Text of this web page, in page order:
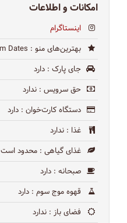
امکانات و اطلاعات
اینستاگرام
بهترین‌های منو : Dream Dates
جای پارک : دارد
حق سرویس : ندارد
دستگاه کارت‌خوان : دارد
غذا : ندارد
غذای گیاهی : محدود است
صبحانه : دارد
قهوه موج سوم : دارد
فضای باز : ندارد